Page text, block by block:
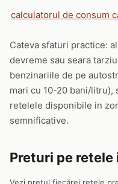
calculatorul de consum
Cateva sfaturi practice:
devreme sau seara
benzinariile de pe
mari cu 10-20 bani/
retelele disponibile in
semnificative.
Preturi pe retele